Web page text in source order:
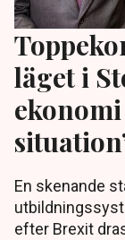
läget i
En skenande
efter Brexit